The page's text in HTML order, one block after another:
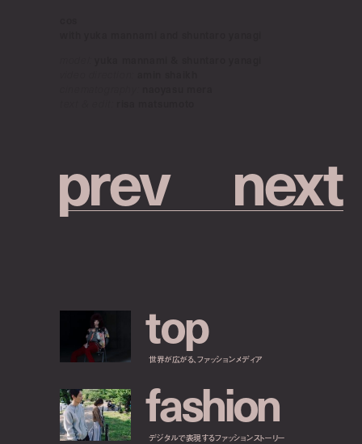
prev next
top
世界が広がる、ファッションメディア
fashion
デジタルで表現するファッションストーリー